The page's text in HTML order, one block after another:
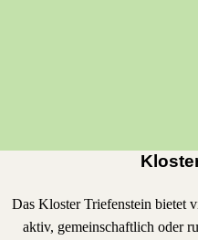
Das Kloster Triefenstein bietet
aktiv, gemeinschaftlich oder